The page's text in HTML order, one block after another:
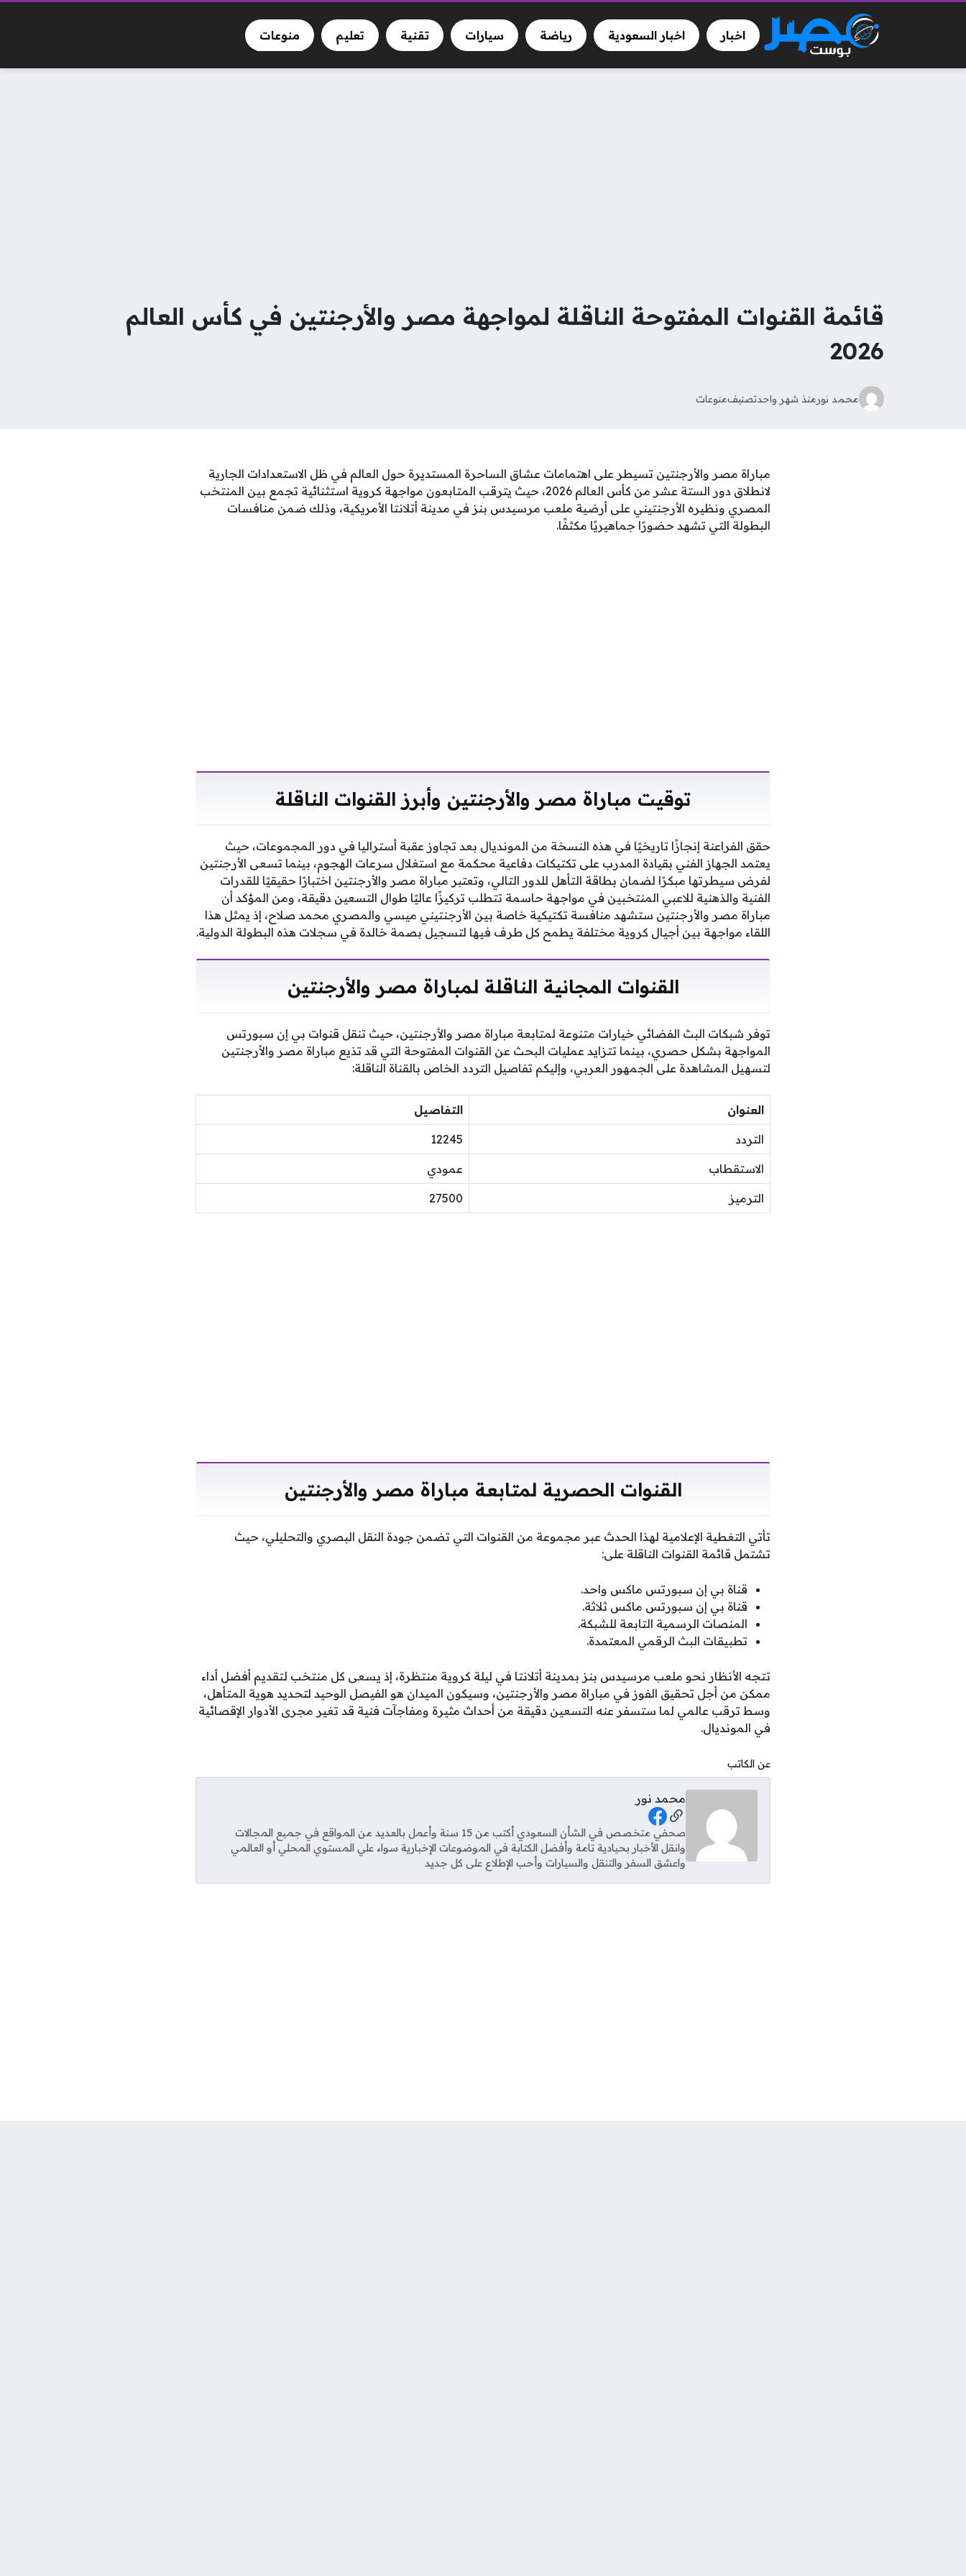
اخبار اخبار السعودية رياضة سيارات تقنية تعليم منوعات
قائمة القنوات المفتوحة الناقلة لمواجهة مصر والأرجنتين في كأس العالم
2026
محمد نورمنذ شهر واحدتصنيفمنوعات
مباراة مصر والأرجنتين تسيطر على اهتمامات عشاق الساحرة المستديرة حول العالم في ظل الاستعدادات الجارية
لانطلاق دور الستة عشر من كأس العالم 2026، حيث يترقب المتابعون مواجهة كروية استثنائية تجمع بين المنتخب
المصري ونظيره الأرجنتيني على أرضية ملعب مرسيدس بنز في مدينة أتلانتا الأمريكية، وذلك ضمن منافسات
البطولة التي تشهد حضورًا جماهيريًا مكثفًا.
توقيت مباراة مصر والأرجنتين وأبرز القنوات الناقلة
حقق الفراعنة إنجازًا تاريخيًا في هذه النسخة من المونديال بعد تجاوز عقبة أستراليا في دور المجموعات، حيث
يعتمد الجهاز الفني بقيادة المدرب على تكتيكات دفاعية محكمة مع استغلال سرعات الهجوم، بينما تسعى الأرجنتين
لفرض سيطرتها مبكرًا لضمان بطاقة التأهل للدور التالي، وتعتبر مباراة مصر والأرجنتين اختبارًا حقيقيًا للقدرات
الفنية والذهنية للاعبي المنتخبين في مواجهة حاسمة تتطلب تركيزًا عاليًا طوال التسعين دقيقة، ومن المؤكد أن
مباراة مصر والأرجنتين ستشهد منافسة تكتيكية خاصة بين الأرجنتيني ميسي والمصري محمد صلاح، إذ يمثل هذا
اللقاء مواجهة بين أجيال كروية مختلفة يطمح كل طرف فيها لتسجيل بصمة خالدة في سجلات هذه البطولة الدولية.
القنوات المجانية الناقلة لمباراة مصر والأرجنتين
توفر شبكات البث الفضائي خيارات متنوعة لمتابعة مباراة مصر والأرجنتين، حيث تنقل قنوات بي إن سبورتس
المواجهة بشكل حصري، بينما تتزايد عمليات البحث عن القنوات المفتوحة التي قد تذيع مباراة مصر والأرجنتين
لتسهيل المشاهدة على الجمهور العربي، وإليكم تفاصيل التردد الخاص بالقناة الناقلة:
العنوان التفاصيل
التردد 12245
الاستقطاب عمودي
الترميز 27500
القنوات الحصرية لمتابعة مباراة مصر والأرجنتين
تأتي التغطية الإعلامية لهذا الحدث عبر مجموعة من القنوات التي تضمن جودة النقل البصري والتحليلي، حيث
تشتمل قائمة القنوات الناقلة على:
قناة بي إن سبورتس ماكس واحد.
قناة بي إن سبورتس ماكس ثلاثة.
المنصات الرسمية التابعة للشبكة.
تطبيقات البث الرقمي المعتمدة.
تتجه الأنظار نحو ملعب مرسيدس بنز بمدينة أتلانتا في ليلة كروية منتظرة، إذ يسعى كل منتخب لتقديم أفضل أداء
ممكن من أجل تحقيق الفوز في مباراة مصر والأرجنتين، وسيكون الميدان هو الفيصل الوحيد لتحديد هوية المتأهل،
وسط ترقب عالمي لما ستسفر عنه التسعين دقيقة من أحداث مثيرة ومفاجآت فنية قد تغير مجرى الأدوار الإقصائية
في المونديال.
عن الكاتب
محمد نور
Social Links
صحفي متخصص في الشأن السعودي أكتب من 15 سنة وأعمل بالعديد من المواقع في جميع المجالات
وانقل الأخبار بحيادية تامة وأفضل الكتابة في الموضوعات الإخبارية سواء علي المستوي المحلي أو العالمي
واعشق السفر والتنقل والسيارات وأحب الإطلاع على كل جديد